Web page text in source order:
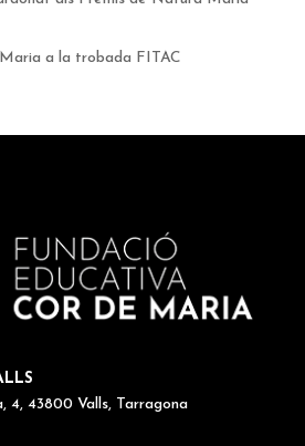
a la trobada FITAC
4, 43800 Valls, Tarragona